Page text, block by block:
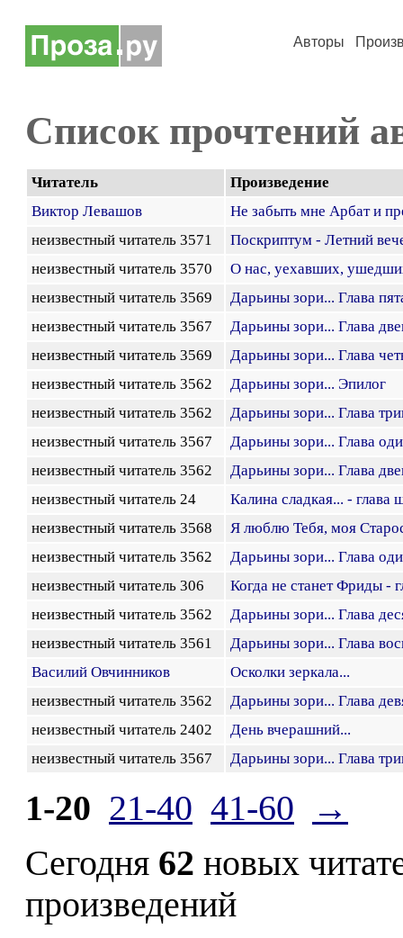
Авторы
Список прочтений
Читатель
Произведение
Виктор Левашов
Не забыть мне Арбат и
неизвестный читатель 3571
Поскриптум - Летний
неизвестный читатель 3570
О нас, уехавших,
неизвестный читатель 3569
Дарьины зори... Глава
неизвестный читатель 3567
Дарьины зори... Глава
неизвестный читатель 3569
Дарьины зори... Глава
неизвестный читатель 3562
Дарьины зори... Эпилог
неизвестный читатель 3562
Дарьины зори... Глава
неизвестный читатель 3567
Дарьины зори... Глава
неизвестный читатель 3562
Дарьины зори... Глава
неизвестный читатель 24
Калина сладкая... - глава
неизвестный читатель 3568
Я люблю Тебя, моя
неизвестный читатель 3562
Дарьины зори... Глава
неизвестный читатель 306
Когда не станет Фриды -
неизвестный читатель 3562
Дарьины зори... Глава
неизвестный читатель 3561
Дарьины зори... Глава
Василий Овчинников
Осколки зеркала...
неизвестный читатель 3562
Дарьины зори... Глава
неизвестный читатель 2402
День вчерашний...
неизвестный читатель 3567
Дарьины зори... Глава
1-20 21-40 41-60
→
Сегодня 62 новых
произведений